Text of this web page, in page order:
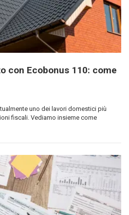
con Ecobonus 110: come
uno dei lavori domestici più
fiscali. Vediamo insieme come